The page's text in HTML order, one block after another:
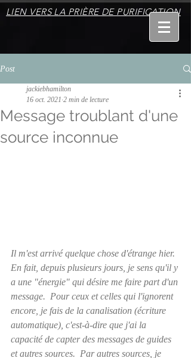
LIEN VERS LA PRIÈRE DE PURIFICATION
Post
Message troublant d'une
source inconnue
jackiebhamilton
16 oct. 2021 2 min de lecture
Il m'est arrivé quelque chose d'étrange hier.
En fait, depuis plusieurs jours, je sens qu'il y
a une "énergie" qui désire me faire part d'un
message.  Pour ceux et celles qui l'ignorent
encore, je fais de la canalisation (écriture
automatique), c'est-à-dire que j'ai la
capacité de capter des messages de guides
et autres sources.  Par autres sources, je